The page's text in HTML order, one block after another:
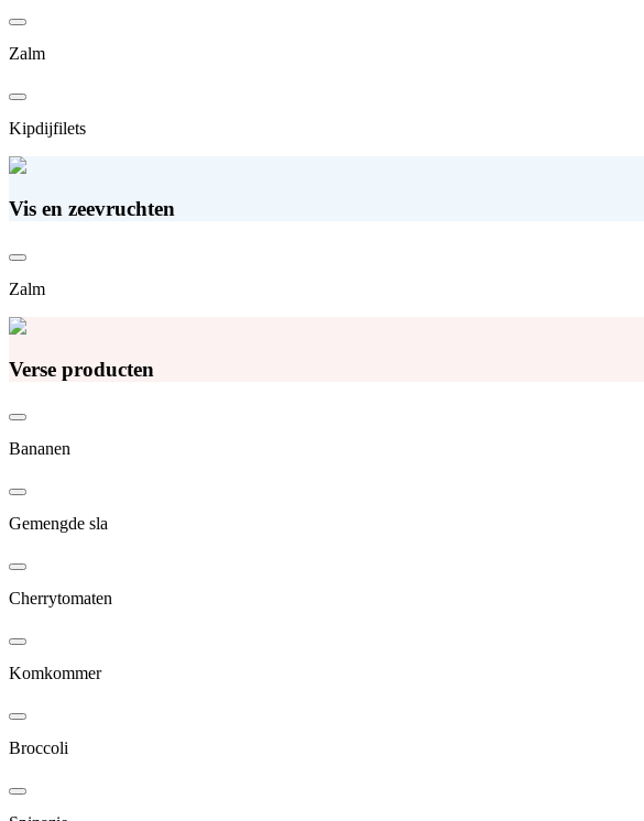
Zalm
Kipdijfilets
Vis en zeevruchten
Zalm
Verse producten
Bananen
Gemengde sla
Cherrytomaten
Komkommer
Broccoli